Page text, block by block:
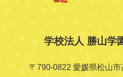
学校法人 勝山学
〒790-0822 愛媛県松山